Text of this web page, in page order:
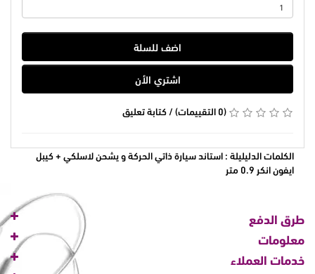
اضف للسلة
اشتري الأن
(0 التقييمات) /كتابة تعليق
الكلمات الدليليلة :استاند سيارة ذاتي الحركة و يشحن لاسلكي + كيبل
ايفون انكر 0.9 متر
طرق الدفع
معلومات
خدمات العملاء